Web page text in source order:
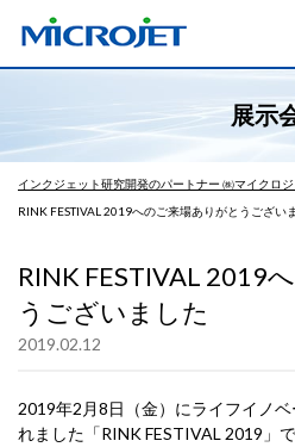
展示
インクジェット研究開発のパートナー ㈱マイクロジ
RINK FESTIVAL 2019へのご来場ありがとうござい
RINK FESTIVAL 2019
うございました
2019.02.12
2019年2月8日（金）にライフイノ
れました「RINK FESTIVAL 2019」